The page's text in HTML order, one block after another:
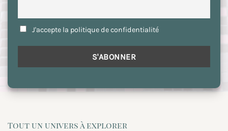
J'accepte la politique de confidentialité
Tout un univers à explorer